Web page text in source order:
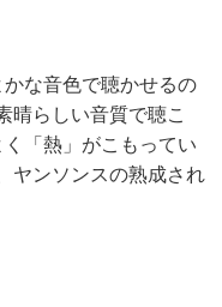
な音色で聴かせるの
晴らしい音質で聴こ
「熱」がこもってい
ヤンソンスの熟成され